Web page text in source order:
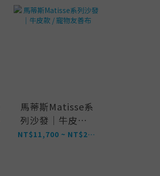
馬蒂斯Matisse系
列沙發｜牛皮款 /
寵物友善布
NT$11,700 ~ NT$27,200